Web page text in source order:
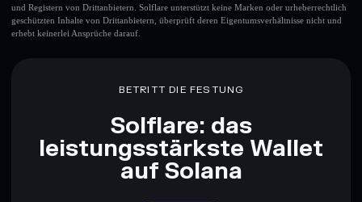
und Registern von Drittanbietern. Solflare unterstützt keine Marken oder urheberrechtlich
geschützten Inhalte von Drittanbietern, überprüft deren Eigentumsverhältnisse nicht und
erhebt keinerlei Ansprüche darauf.
BETRITT DIE FESTUNG
Solflare: das
leistungsstärkste Wallet
auf Solana